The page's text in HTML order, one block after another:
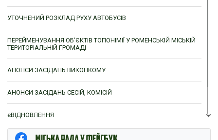
УТОЧНЕНИЙ РОЗКЛАД РУХУ АВТОБУСІВ
ПЕРЕЙМЕНУВАННЯ ОБ’ЄКТІВ ТОПОНІМІЇ У РОМЕНСЬКІЙ МІСЬКІЙ
ТЕРИТОРІАЛЬНІЙ ГРОМАДІ
АНОНСИ ЗАСІДАНЬ ВИКОНКОМУ
АНОНСИ ЗАСІДАНЬ СЕСІЙ, КОМІСІЙ
єВІДНОВЛЕННЯ
ЦНАП м. Ромни